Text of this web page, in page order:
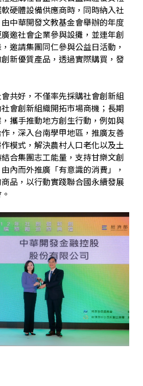
硬體設備供應商時，同時納入社
中華開發文教基金會舉辦的年度
邀社會企業參與設攤，並連年創
邀請集團同仁參與公益日活動，
新優質產品，透過實際購買，發
共好，不僅率先採購社會創新組
會創新組織開拓市場商機；長期
攜手推動地方創生行動，例如與
，深入台南學甲地區，推廣友善
模式，解決農村人口老化以及土
合集團志工能量，支持甘樂文創
內而外推廣「有意識的消費」，
品，以行動實踐聯合國永續發展